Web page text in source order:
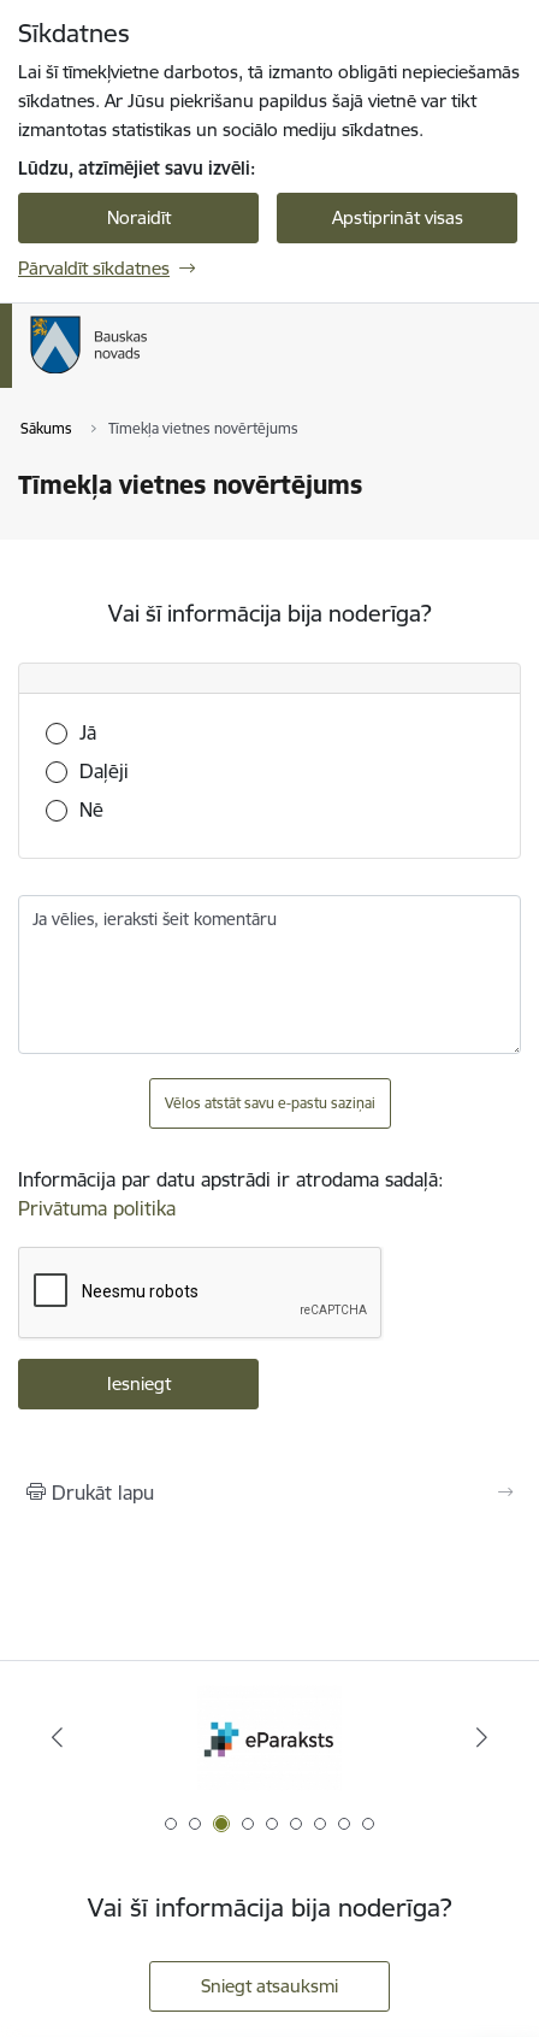
Sīkdatnes
Lai šī tīmekļvietne darbotos, tā izmanto obligāti nepieciešamās
sīkdatnes. Ar Jūsu piekrišanu papildus šajā vietnē var tikt
izmantotas statistikas un sociālo mediju sīkdatnes.
Lūdzu, atzīmējiet savu izvēli:
Noraidīt Apstiprināt visas
Pārvaldīt sīkdatnes
Sākums Tīmekļa vietnes novērtējums
Tīmekļa vietnes novērtējums
Vai šī informācija bija noderīga?
Vai šī informācija bija noderīga?
Jā
Daļēji
Nē
Ja vēlies, ieraksti šeit komentāru
Vēlos atstāt savu e-pastu saziņai
Informācija par datu apstrādi ir atrodama sadaļā:
Privātuma politika
Drukāt lapu
Vai šī informācija bija noderīga?
Sniegt atsauksmi